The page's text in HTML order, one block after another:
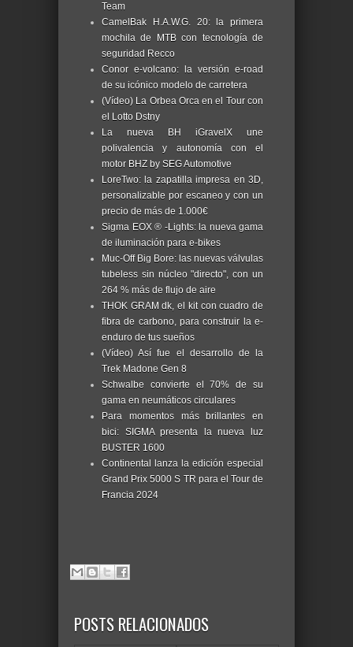
Team
CamelBak H.A.W.G. 20: la primera
mochila de MTB con tecnología de
seguridad Recco
Conor e-volcano: la versión e-road
de su icónico modelo de carretera
(Vídeo) La Orbea Orca en el Tour con
el Lotto Dstny
La nueva BH iGravelX une
polivalencia y autonomía con el
motor BHZ by SEG Automotive
LoreTwo: la zapatilla impresa en 3D,
personalizable por escaneo y con un
precio de más de 1.000€
Sigma EOX ® -Lights: la nueva gama
de iluminación para e-bikes
Muc-Off Big Bore: las nuevas válvulas
tubeless sin núcleo "directo", con un
264 % más de flujo de aire
THOK GRAM dk, el kit con cuadro de
fibra de carbono, para construir la e-
enduro de tus sueños
(Vídeo) Así fue el desarrollo de la
Trek Madone Gen 8
Schwalbe convierte el 70% de su
gama en neumáticos circulares
Para momentos más brillantes en
bici: SIGMA presenta la nueva luz
BUSTER 1600
Continental lanza la edición especial
Grand Prix 5000 S TR para el Tour de
Francia 2024
POSTS RELACIONADOS